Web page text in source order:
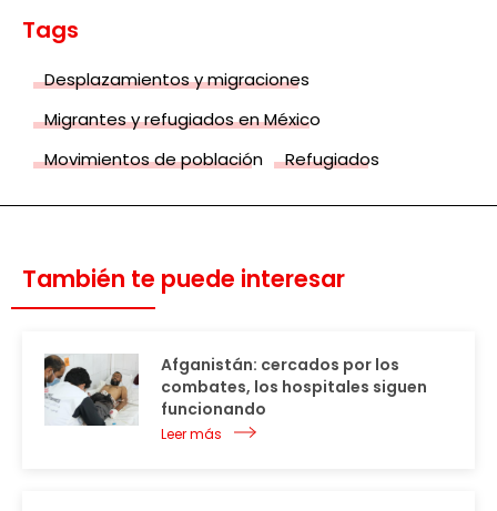
Tags
Desplazamientos y migraciones
Migrantes y refugiados en México
Movimientos de población
Refugiados
También te puede interesar
Afganistán: cercados por los
combates, los hospitales siguen
funcionando
Leer más